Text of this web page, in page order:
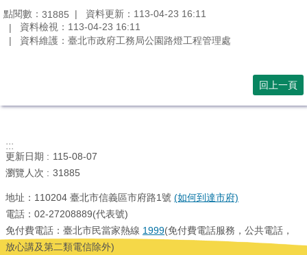
點閱數： 31885
資料更新：113-04-23 16:11
資料檢視：113-04-23 16:11
資料維護：臺北市政府工務局公園路燈工程管理處
回上一頁
:::
更新日期
115-08-07
瀏覽人次
31885
地址：110204 臺北市信義區市府路1號 (如何到達市府)
電話：02-27208889(代表號)
免付費電話：臺北市民當家熱線 1999(免付費電話服務，公共電話，
放心講及第二類電信除外)